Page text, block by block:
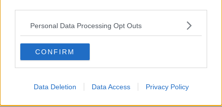
Personal Data Processing Opt Outs
CONFIRM
Data Deletion Data Access Privacy Policy
wurde es trotzdem der glücklichste Tag meines Lebens.
Als ich die Häuser auf halber Höhe des Joux Plane
erreichte, wusste ich, dass ich nicht aufhören würde zu
treten. Oben angekommen trank ich an einem
Baumstamm – und spürte eine Freude, die ich bis heute
Entscheidung an: zurück oder weiter nach Avoriaz. Ich
fuhr weiter, ohne anzuhalten, und schaffte auch den